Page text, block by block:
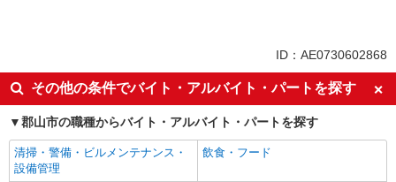
交通費支給
社会保険あり
産休・育休取得実績あり
ID：AE0730602868
その他の条件でバイト・アルバイト・パートを探す
郡山市の職種からバイト・アルバイト・パートを探す
清掃・警備・ビルメンテナンス・
設備管理
飲食・フード